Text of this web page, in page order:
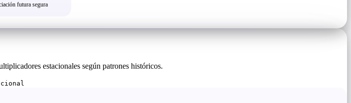
futura segura
estacionales según patrones históricos.